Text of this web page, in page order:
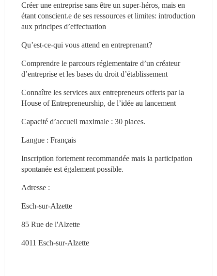
Créer une entreprise sans être un super-héros, mais en
étant conscient.e de ses ressources et limites: introduction
aux principes d’effectuation
Qu’est-ce-qui vous attend en entreprenant?
Comprendre le parcours réglementaire d’un créateur
d’entreprise et les bases du droit d’établissement
Connaître les services aux entrepreneurs offerts par la
House of Entrepreneurship, de l’idée au lancement
Capacité d’accueil maximale : 30 places.
Langue : Français
Inscription fortement recommandée mais la participation
spontanée est également possible.
Adresse :
Esch-sur-Alzette
85 Rue de l'Alzette
4011 Esch-sur-Alzette